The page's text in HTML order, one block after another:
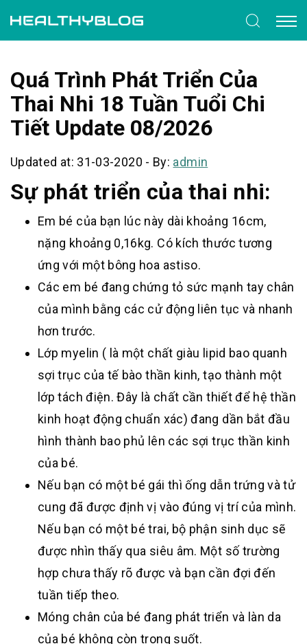
Quá Trình Phát Triển Của
Thai Nhi 18 Tuần Tuổi Chi
Tiết Update 08/2026
Updated at: 31-03-2020 - By: admin
Sự phát triển của thai nhi:
Em bé của bạn lúc này dài khoảng 16cm,
nặng khoảng 0,16kg. Có kích thước tương
ứng với một bông hoa astiso.
Các em bé đang chứng tỏ sức mạnh tay chân
của mình bằng các cử động liên tục và nhanh
hơn trước.
Lớp myelin ( là một chất giàu lipid bao quanh
sợi trục của tế bào thần kinh, tạo thành một
lớp tách điện. Đây là chất cần thiết để hệ thần
kinh hoạt động chuẩn xác) đang dần bắt đầu
hình thành bao phủ lên các sợi trục thần kinh
của bé.
Nếu bạn có một bé gái thì ống dẫn trứng và tử
cung đã được định vị vào đúng vị trí của mình.
Nếu bạn có một bé trai, bộ phận sinh dục sẽ
được nhìn thấy qua siêu âm. Một số trường
hợp chưa thấy rõ được và bạn cần đợi đến
tuần tiếp theo.
Móng chân của bé đang phát triển và làn da
của bé không còn trong suốt.